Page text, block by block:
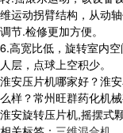
维运动拐臂结构，从动
调节.检修更加方便。
6.高宽比低，旋转室内
人层，点球上空积少。
淮安压片机哪家好？淮
么样？常州旺群药化机
淮安旋转压片机,摇摆式